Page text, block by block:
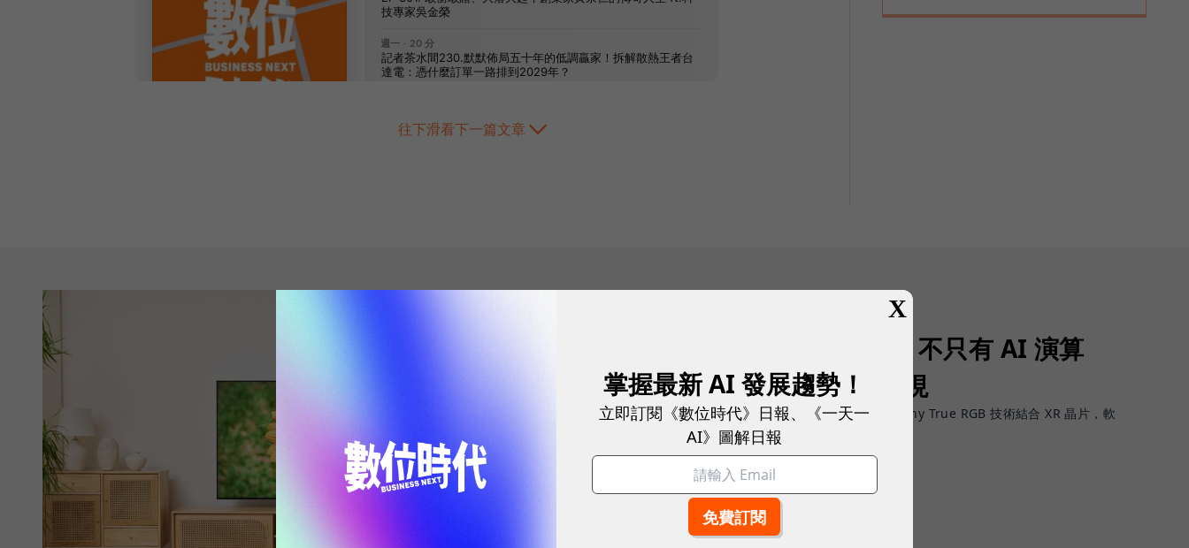
往下滑看下一篇文章
一文看懂 AI 電視可以幹嘛？不只有 AI 演算
法，頂級硬體帶來高畫質表現
AI電視掀起智慧家居革命！面對畫面發「灰」痛點，Sony True RGB 技術結合 XR 晶片，軟
硬整合重塑極致影音體驗。
X
掌握最新 AI 發展趨勢！
立即訂閱《數位時代》日報、《一天一
AI》圖解日報